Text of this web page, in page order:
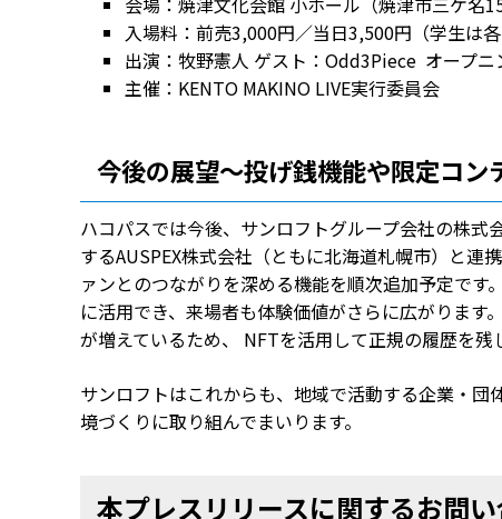
入場料：前売3,000円／当日3,500円（学生は
出演：牧野憲人 ゲスト：Odd3Piece オープ
主催：KENTO MAKINO LIVE実行委員会
今後の展望～投げ銭機能や限定コン
ハコパスでは今後、サンロフトグループ会社の株
するAUSPEX株式会社（ともに北海道札幌市）と
ァンとのつながりを深める機能を順次追加予定で
に活用でき、来場者も体験価値がさらに広がりま
が増えているため、 NFTを活用して正規の履歴を残
サンロフトはこれからも、地域で活動する企業・
境づくりに取り組んでまいります。
本プレスリリースに関するお問